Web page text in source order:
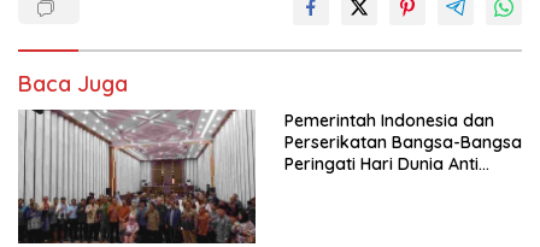
Baca Juga
Pemerintah Indonesia dan
Perserikatan Bangsa-Bangsa
Peringati Hari Dunia Anti